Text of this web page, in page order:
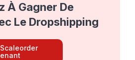
À Gagner De
Le Dropshipping